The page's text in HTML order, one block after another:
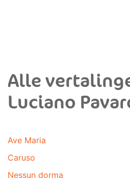
Alle
Luciano
Ave Maria
Caruso
Nessun dorma